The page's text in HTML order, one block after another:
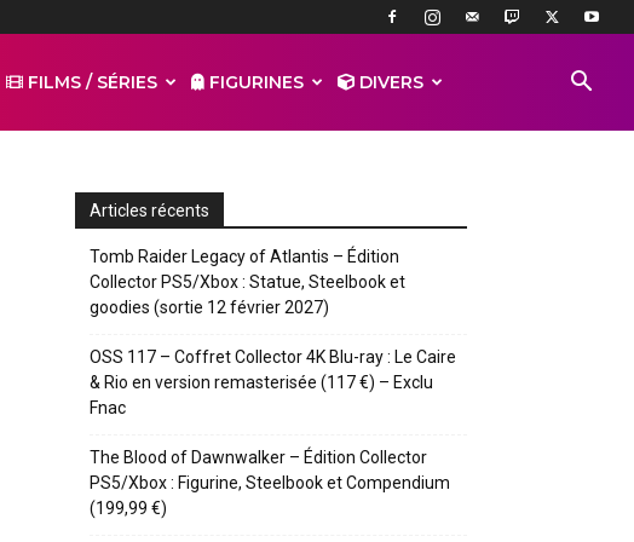
FILMS / SÉRIES FIGURINES DIVERS
Articles récents
Tomb Raider Legacy of Atlantis – Édition
Collector PS5/Xbox : Statue, Steelbook et
goodies (sortie 12 février 2027)
OSS 117 – Coffret Collector 4K Blu-ray : Le Caire
& Rio en version remasterisée (117 €) – Exclu
Fnac
The Blood of Dawnwalker – Édition Collector
PS5/Xbox : Figurine, Steelbook et Compendium
(199,99 €)